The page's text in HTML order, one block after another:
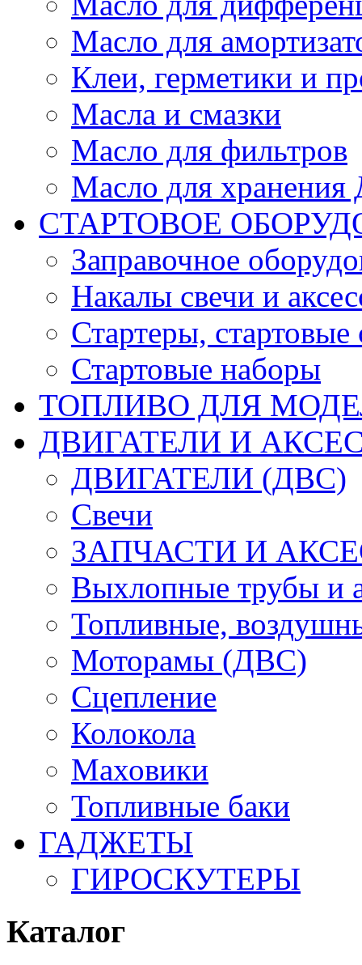
Масло для
Клеи, герметики и
Масла и смазки
Масло для фильтров
Масло для
СТАРТОВОЕ
Заправочное
Накалы свечи и
Стартеры, стартовые
Стартовые наборы
ТОПЛИВО ДЛЯ
ДВИГАТЕЛИ И
ДВИГАТЕЛИ (ДВС)
Свечи
ЗАПЧАСТИ И
Выхлопные трубы и
Топливные,
Моторамы (ДВС)
Сцепление
Колокола
Маховики
Топливные баки
ГАДЖЕТЫ
ГИРОСКУТЕРЫ
Каталог